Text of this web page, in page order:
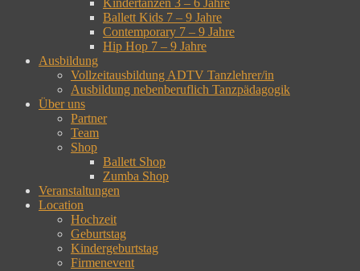
Kindertanzen 3 – 6 Jahre
Ballett Kids 7 – 9 Jahre
Contemporary 7 – 9 Jahre
Hip Hop 7 – 9 Jahre
Ausbildung
Vollzeitausbildung ADTV Tanzlehrer/in
Ausbildung nebenberuflich Tanzpädagogik
Über uns
Partner
Team
Shop
Ballett Shop
Zumba Shop
Veranstaltungen
Location
Hochzeit
Geburtstag
Kindergeburtstag
Firmenevent